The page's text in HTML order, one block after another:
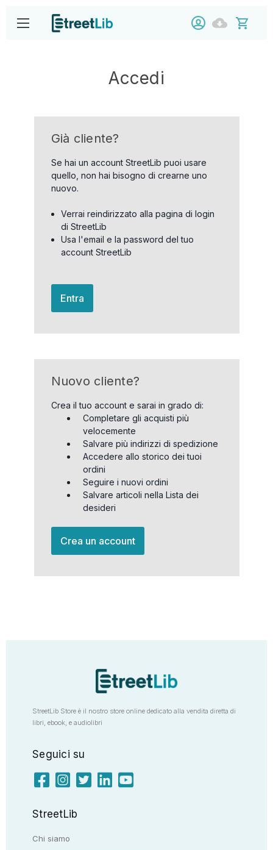
Accedi
Già cliente?
Se hai un account StreetLib puoi usare
quello, non hai bisogno di crearne uno
nuovo.
Verrai reindirizzato alla pagina di login
di StreetLib
Usa l'email e la password del tuo
account StreetLib
Entra
Nuovo cliente?
Crea il tuo account e sarai in grado di:
Completare gli acquisti più
velocemente
Salvare più indirizzi di spedizione
Accedere allo storico dei tuoi
ordini
Seguire i nuovi ordini
Salvare articoli nella Lista dei
desideri
Crea un account
StreetLib Store è il nostro store online dedicato alla vendita diretta di
libri, ebook, e audiolibri
Seguici su
StreetLib
Chi siamo